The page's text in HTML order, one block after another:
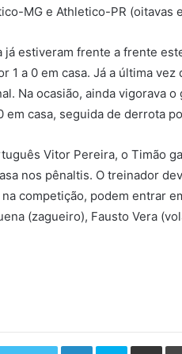
MG e Athletico-PR
já estiveram frente a frente
1 a 0 em casa. Já a última
Na ocasião, ainda vigorava
em casa, seguida de derrota
Vitor Pereira, o Timão
nos pênaltis. O treinador
competição, podem entrar
(zagueiro), Fausto Vera
Linkedin Skype